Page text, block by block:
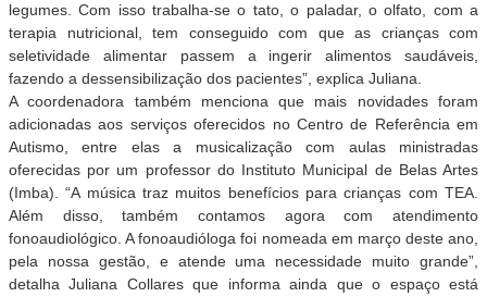
legumes. Com isso trabalha-se o tato, o paladar, o olfato, com a
terapia nutricional, tem conseguido com que as crianças com
seletividade alimentar passem a ingerir alimentos saudáveis,
fazendo a dessensibilização dos pacientes”, explica Juliana.
A coordenadora também menciona que mais novidades foram
adicionadas aos serviços oferecidos no Centro de Referência em
Autismo, entre elas a musicalização com aulas ministradas
oferecidas por um professor do Instituto Municipal de Belas Artes
(Imba). “A música traz muitos benefícios para crianças com TEA.
Além disso, também contamos agora com atendimento
fonoaudiológico. A fonoaudióloga foi nomeada em março deste ano,
pela nossa gestão, e atende uma necessidade muito grande”,
detalha Juliana Collares que informa ainda que o espaço está